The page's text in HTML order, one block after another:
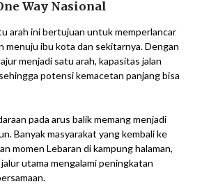
Way Nasional
arah ini bertujuan untuk memperlancar
menuju ibu kota dan sekitarnya. Dengan
menjadi satu arah, kapasitas jalan
potensi kemacetan panjang bisa
pada arus balik memang menjadi
Banyak masyarakat yang kembali ke
momen Lebaran di kampung halaman,
utama mengalami peningkatan